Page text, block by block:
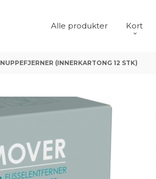
Alle produkter Kort
NUPPEFJERNER (INNERKARTONG 12 STK)